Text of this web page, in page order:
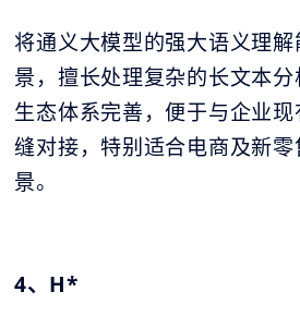
将通义大模型的强大语义理
景，擅长处理复杂的长文本
生态体系完善，便于与企业
缝对接，特别适合电商及新
景。
4、H*